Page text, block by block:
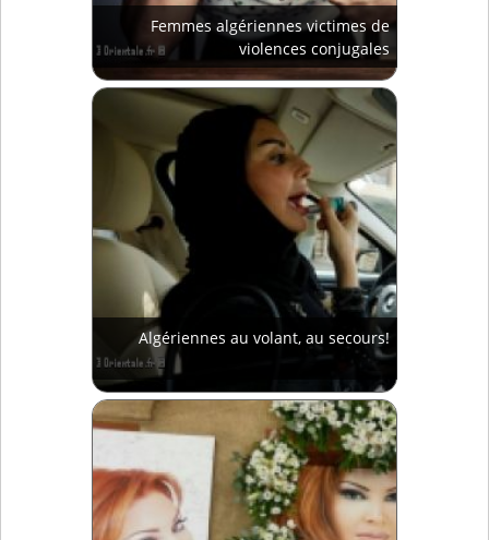
Femmes algériennes victimes de
violences conjugales
Algériennes au volant, au secours!